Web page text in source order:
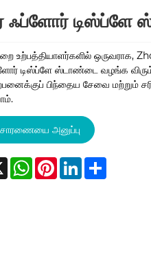
ஃப்ளோர் டிஸ்ப்ளே
உற்பத்தியாளர்களில் ஒருவராக,
டிஸ்ப்ளே ஸ்டாண்டை வழங்க
பிந்தைய சேவை மற்றும்
அனுப்பு
X WhatsApp
PinterestLinkedInShare